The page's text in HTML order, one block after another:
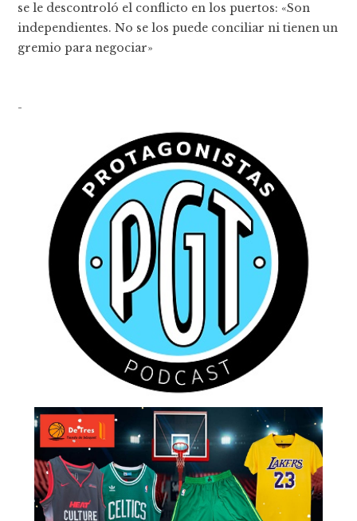
se le descontroló el conflicto en los puertos: «Son
independientes. No se los puede conciliar ni tienen un
gremio para negociar»
-